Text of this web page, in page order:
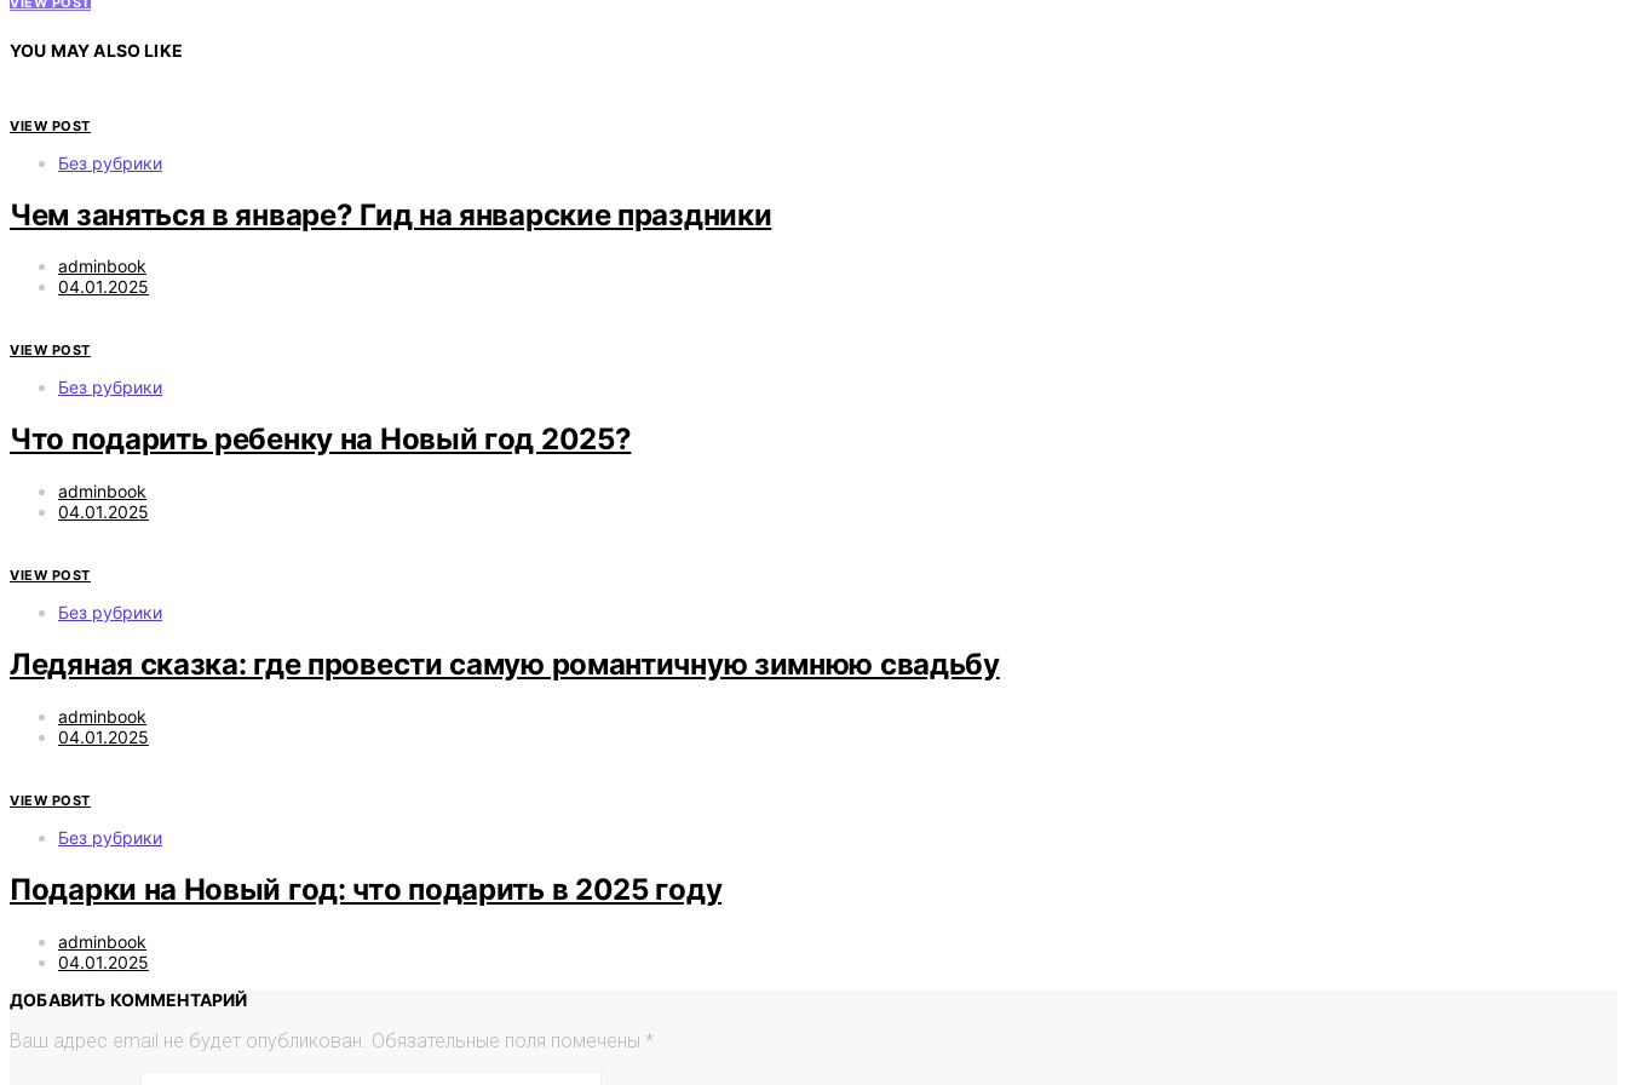
YOU MAY ALSO LIKE
VIEW POST
Без рубрики
Чем заняться в январе? Гид на январские праздники
adminbook
04.01.2025
VIEW POST
Без рубрики
Что подарить ребенку на Новый год 2025?
adminbook
04.01.2025
VIEW POST
Без рубрики
Ледяная сказка: где провести самую романтичную зимнюю свадьбу
adminbook
04.01.2025
VIEW POST
Без рубрики
Подарки на Новый год: что подарить в 2025 году
adminbook
04.01.2025
ДОБАВИТЬ КОММЕНТАРИЙ
Ваш адрес email не будет опубликован. Обязательные поля помечены *